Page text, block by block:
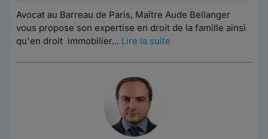
Avocat au Barreau de Paris, Maître Aude Bellanger
vous propose son expertise en droit de la famille ainsi
qu'en droit immobilier... Lire la suite